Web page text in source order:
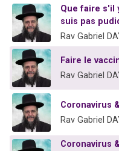
Il
Ariel
Que faire s'il
suis pas
Rav Gabriel
Faire le
Rav Gabriel
Coronavirus
Rav Gabriel
Coronavirus